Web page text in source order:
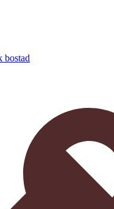
bostad